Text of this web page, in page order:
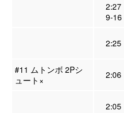
2:27
9-16
2:25
#11 ムトンボ 2Pシ
ュート×
2:06
2:05